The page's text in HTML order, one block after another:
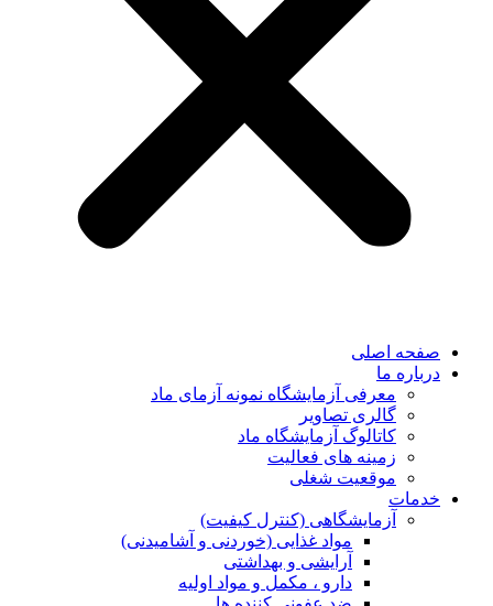
صفحه اصلی
درباره ما
معرفی آزمایشگاه نمونه آزمای ماد
گالری تصاویر
کاتالوگ آزمایشگاه ماد
زمینه های فعالیت
موقعیت شغلی
خدمات
آزمایشگاهی (کنترل کیفیت)
مواد غذایی (خوردنی و آشامیدنی)
آرایشی و بهداشتی
دارو ، مکمل و مواد اولیه